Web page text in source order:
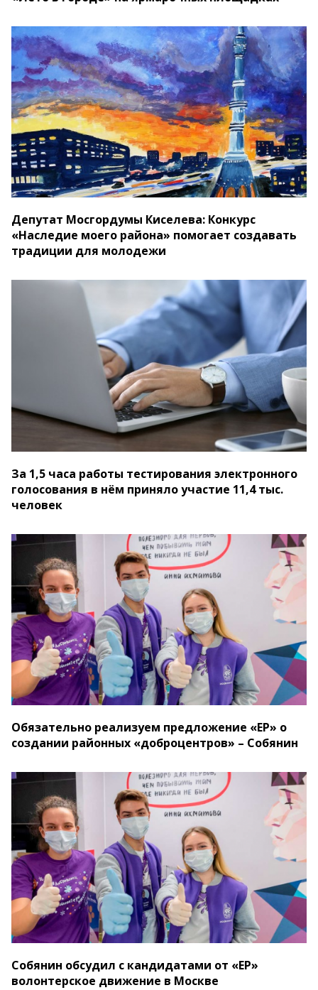
Депутат Мосгордумы Киселева: Конкурс
«Наследие моего района» помогает создавать
традиции для молодежи
За 1,5 часа работы тестирования электронного
голосования в нём приняло участие 11,4 тыс.
человек
Обязательно реализуем предложение «ЕР» о
создании районных «доброцентров» – Собянин
Собянин обсудил с кандидатами от «ЕР»
волонтерское движение в Москве